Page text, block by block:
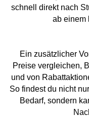
schnell direkt nach
ab einem
Ein zusätzlicher
Preise vergleichen,
und von
So findest du nicht
Bedarf, sondern